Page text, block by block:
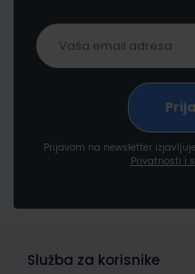
Prijavom na newsletter
Privatnosti i
Služba za korisnike